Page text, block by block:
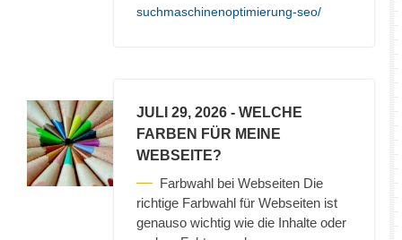
suchmaschinenoptimierung-seo/
JULI 29, 2026 - WELCHE
FARBEN FÜR MEINE
WEBSEITE?
Farbwahl bei Webseiten Die
richtige Farbwahl für Webseiten ist
genauso wichtig wie die Inhalte oder